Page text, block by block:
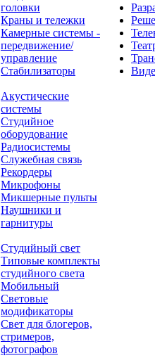
головки
Краны и тележки
Камерные системы -
передвижение/
управление
Стабилизаторы
Акустические
системы
Студийное
оборудование
Радиосистемы
Служебная связь
Рекордеры
Микрофоны
Микшерные пульты
Наушники и
гарнитуры
Студийный свет
Типовые комплекты
студийного света
Мобильный
Световые
модификаторы
Свет для блогеров,
стримеров,
фотографов